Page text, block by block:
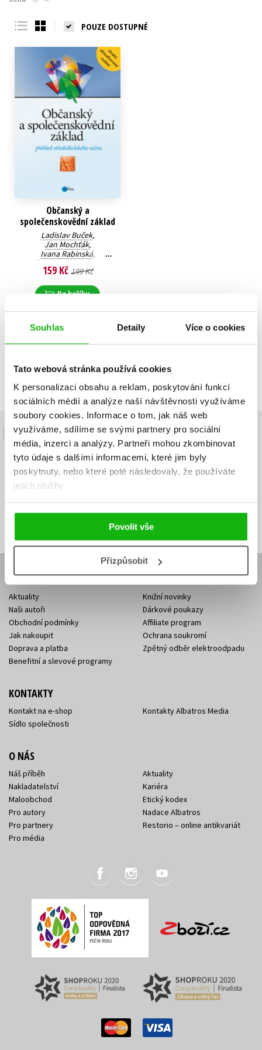
Souhlas Detaily Více o cookies
Tato webová stránka používá cookies
K personalizaci obsahu a reklam, poskytování funkcí
sociálních médií a analýze naší návštěvnosti využíváme
soubory cookies. Informace o tom, jak náš web
využíváme, sdílíme se svými partnery pro sociální
média, inzerci a analýzy. Partneři mohou zkombinovat
tyto údaje s dalšími informacemi, které jim byly
poskytnuty, nebo které poté následovaly, že používáte
jejich služby.
Povolit vše
Přizpůsobit
Young adult (SK)
POUZE DOSTUPNÉ
Občanský a
společenskovědní základ
Ladislav Buček,
Jan Mochťák,
Ivana Rabinská,
Jiří Svoboda
Klára Ille,
159 Kč 199 Kč
Do košíku
Předchozí
Budete to vědět jako první!
Zajímá Vás, jaký knižní hit právě vychází, na jaké zboží je výhodná
sleva, jaká běží soutěž o ceny? Přihlášením k odběru našich e-
mailových novinek
mailová
mailová
Vaše e-mailová adresa Přihlásit se
E-SHOP
Aktuality
Naši autoři
Obchodní podmínky
Jak nakoupit
Doprava a platba
Benefitní a slevové programy
Knižní novinky
Dárkové poukazy
Affiliate program
Ochrana soukromí
Zpětný odběr elektroodpadu
KONTAKTY
Kontakt na e-shop
Sídlo společnosti
Kontakty Albatros Media
O NÁS
Náš příběh
Nakladatelství
Maloobchod
Pro autory
Pro partnery
Pro média
Aktuality
Kariéra
Etický kodex
Nadace Albatros
Restorio – online antikvariát